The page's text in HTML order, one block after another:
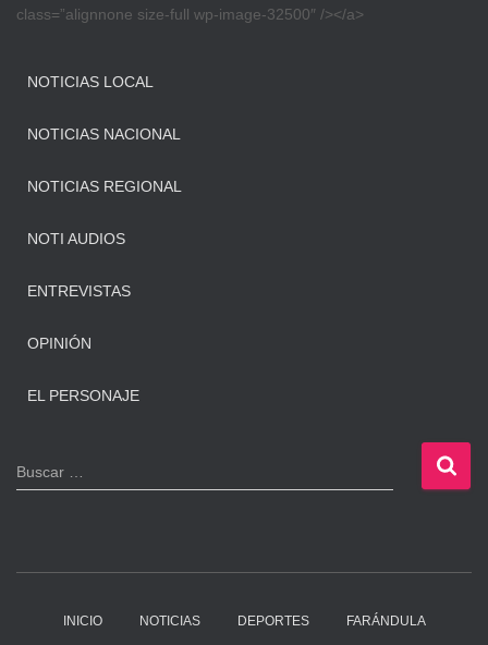
class=”alignnone size-full wp-image-32500″ /></a>
NOTICIAS LOCAL
NOTICIAS NACIONAL
NOTICIAS REGIONAL
NOTI AUDIOS
ENTREVISTAS
OPINIÓN
EL PERSONAJE
B
u
Buscar …
INICIO NOTICIAS DEPORTES FARÁNDULA